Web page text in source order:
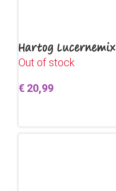
Hartog Lucernemix
Out of stock
€ 20,99